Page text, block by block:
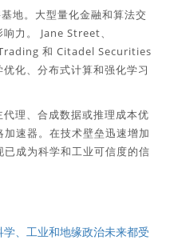
地。大型量化金融和算法交
力。 Jane Street、
和 Citadel Securities
化、分布式计算和强化学习
理、合成数据或推理成本优
速器。在技​​术壁垒迅速增加
成为科学和工业可信度的信
、工业和地缘政治未来都受